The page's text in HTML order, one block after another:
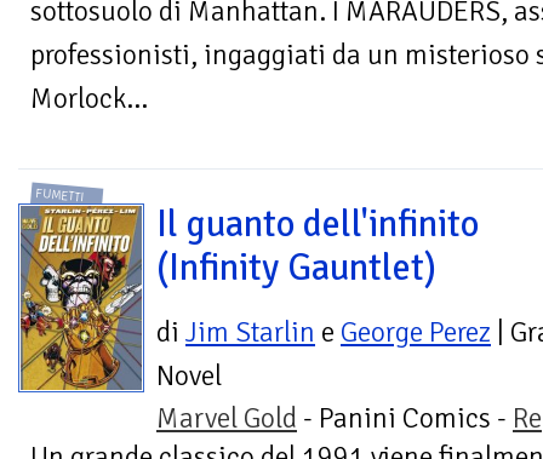
sottosuolo di Manhattan. I MARAUDERS,
professionisti, ingaggiati da un misterioso
Morlock...
FUMETTI
Il guanto dell'infinito
(Infinity Gauntlet)
di Jim Starlin e George Perez |
Novel
Marvel Gold - Panini Comics -